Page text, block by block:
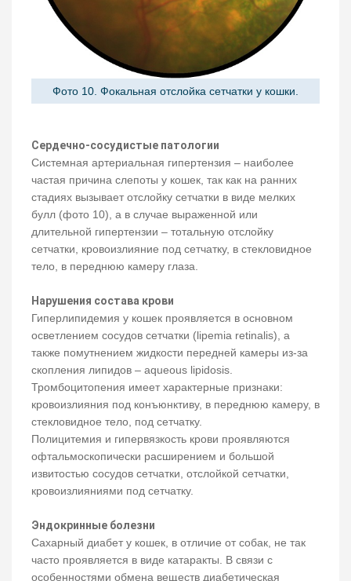
Фото 10. Фокальная отслойка сетчатки у кошки.
Сердечно-сосудистые патологии
Системная артериальная гипертензия – наиболее
частая причина слепоты у кошек, так как на ранних
стадиях вызывает отслойку сетчатки в виде мелких
булл (фото 10), а в случае выраженной или
длительной гипертензии – тотальную отслойку
сетчатки, кровоизлияние под сетчатку, в стекловидное
тело, в переднюю камеру глаза.
Нарушения состава крови
Гиперлипидемия у кошек проявляется в основном
осветлением сосудов сетчатки (lipemia retinalis), а
также помутнением жидкости передней камеры из-за
скопления липидов – aqueous lipidosis.
Тромбоцитопения имеет характерные признаки:
кровоизлияния под конъюнктиву, в переднюю камеру, в
стекловидное тело, под сетчатку.
Полицитемия и гипервязкость крови проявляются
офтальмоскопически расширением и большой
извитостью сосудов сетчатки, отслойкой сетчатки,
кровоизлияниями под сетчатку.
Эндокринные болезни
Сахарный диабет у кошек, в отличие от собак, не так
часто проявляется в виде катаракты. В связи с
особенностями обмена веществ диабетическая